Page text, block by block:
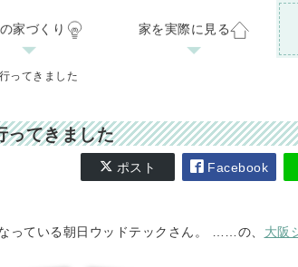
家づくり
リフォーム・リノベーション
家を実際に見る
施工例
07/29
ってきました
ってきました
ポスト Facebook
っている朝日ウッドテックさん。 ……の、 大阪